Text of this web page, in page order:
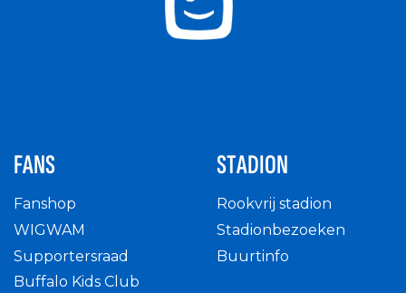
FANS
Fanshop
WIGWAM
Supportersraad
Buffalo Kids Club
STADION
Rookvrij stadion
Stadionbezoeken
Buurtinfo